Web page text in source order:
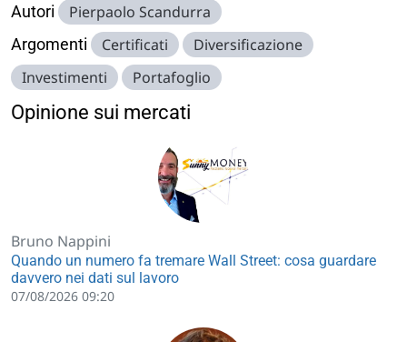
Autori Pierpaolo Scandurra
Argomenti Certificati
Diversificazione
Investimenti
Portafoglio
Opinione sui mercati
Bruno Nappini
Quando un numero fa tremare Wall Street: cosa guardare
davvero nei dati sul lavoro
07/08/2026 09:20